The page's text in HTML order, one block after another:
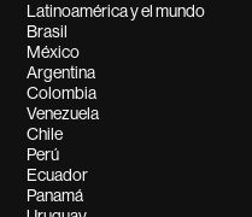
Latinoamérica y el mundo
Brasil
México
Argentina
Colombia
Venezuela
Chile
Perú
Ecuador
Panamá